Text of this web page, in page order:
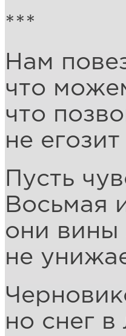
***
Нам
что
что
не
Пусть
Восьмая
они вины
не
но снег